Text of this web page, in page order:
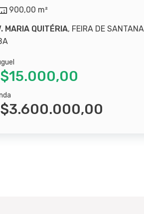
900,00 m²
MARIA QUITÉRIA, FEIRA DE SANTANA